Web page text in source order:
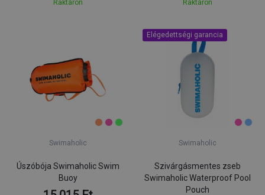
Raktáron Raktáron
Swimaholic
Úszóbója Swimaholic Swim
Buoy
Elégedettségi garancia
Swimaholic
Szivárgásmentes zseb
Swimaholic Waterproof Pool
Pouch